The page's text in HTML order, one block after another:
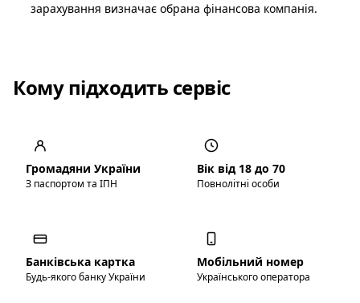
зарахування визначає обрана фінансова компанія.
Кому підходить сервіс
Громадяни України
З паспортом та ІПН
Вік від 18 до 70
Повнолітні особи
Банківська картка
Будь-якого банку України
Мобільний номер
Українського оператора